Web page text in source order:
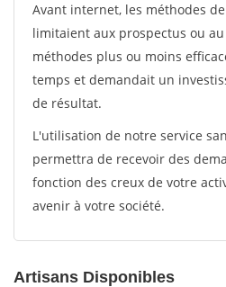
Avant internet, les méthodes
limitaient aux prospectus ou
méthodes plus ou moins
temps et demandait un
de résultat.
L'utilisation de notre service
permettra de recevoir des
fonction des creux de votre
avenir à votre société.
Artisans Disponibles